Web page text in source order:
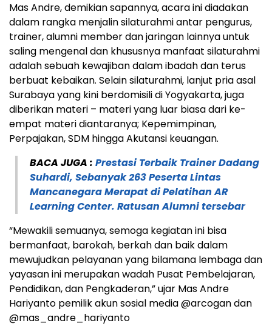
Mas Andre, demikian sapannya, acara ini diadakan
dalam rangka menjalin silaturahmi antar pengurus,
trainer, alumni member dan jaringan lainnya untuk
saling mengenal dan khususnya manfaat silaturahmi
adalah sebuah kewajiban dalam ibadah dan terus
berbuat kebaikan. Selain silaturahmi, lanjut pria asal
Surabaya yang kini berdomisili di Yogyakarta, juga
diberikan materi – materi yang luar biasa dari ke-
empat materi diantaranya; Kepemimpinan,
Perpajakan, SDM hingga Akutansi keuangan.
BACA JUGA : Prestasi Terbaik Trainer Dadang
Suhardi, Sebanyak 263 Peserta Lintas
Mancanegara Merapat di Pelatihan AR
Learning Center. Ratusan Alumni tersebar
“Mewakili semuanya, semoga kegiatan ini bisa
bermanfaat, barokah, berkah dan baik dalam
mewujudkan pelayanan yang bilamana lembaga dan
yayasan ini merupakan wadah Pusat Pembelajaran,
Pendidikan, dan Pengkaderan,” ujar Mas Andre
Hariyanto pemilik akun sosial media @arcogan dan
@mas_andre_hariyanto